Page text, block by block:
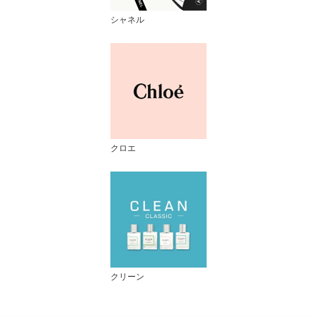
シャネル
クロエ
クリーン